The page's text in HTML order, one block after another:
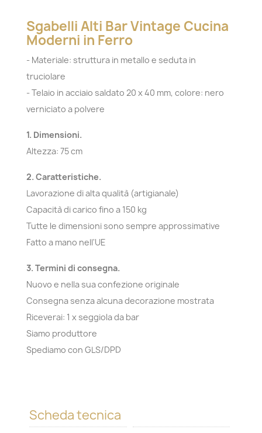
Sgabelli Alti Bar Vintage Cucina
Moderni in Ferro
- Materiale: struttura in metallo e seduta in
truciolare
- Telaio in acciaio saldato 20 x 40 mm, colore: nero
verniciato a polvere
1. Dimensioni.
Altezza: 75 cm
2. Caratteristiche.
Lavorazione di alta qualità (artigianale)
Capacità di carico fino a 150 kg
Tutte le dimensioni sono sempre approssimative
Fatto a mano nell'UE
3. Termini di consegna.
Nuovo e nella sua confezione originale
Consegna senza alcuna decorazione mostrata
Riceverai: 1 x seggiola da bar
Siamo produttore
Spediamo con GLS/DPD
Scheda tecnica